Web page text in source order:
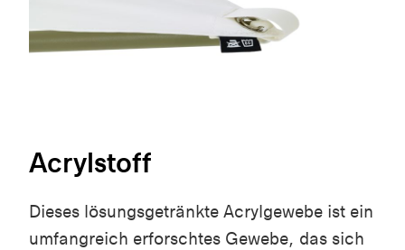
Acrylstoff
Dieses lösungsgetränkte Acrylgewebe ist ein
umfangreich erforschtes Gewebe, das sich